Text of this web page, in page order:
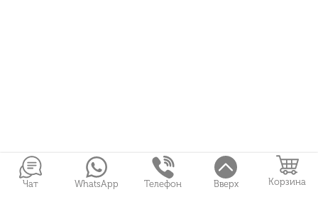
Чат WhatsApp Телефон Вверх Корзина